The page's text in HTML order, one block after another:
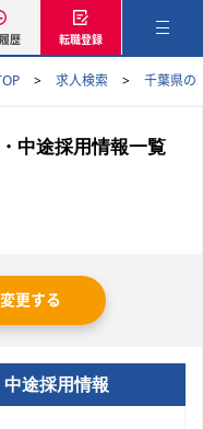
歴 転職登録
求人検索 千葉県の
中途採用情報一覧
更する
途採用情報